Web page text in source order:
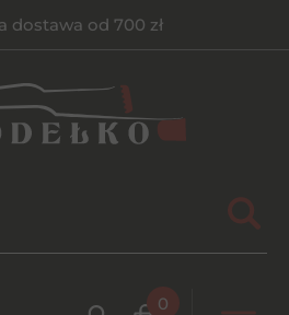
dostawa od 700 zł
0